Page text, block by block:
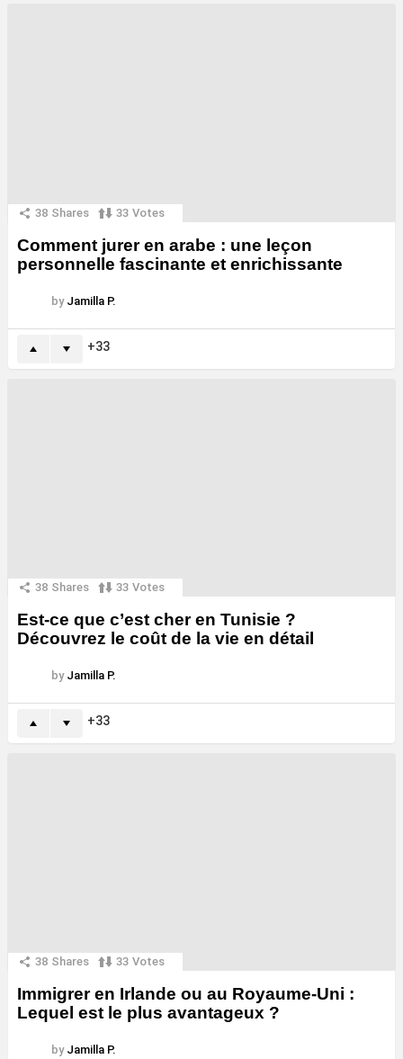
38 Shares 33 Votes
Comment jurer en arabe : une leçon
personnelle fascinante et enrichissante
by Jamilla P.
33
38 Shares 33 Votes
Est-ce que c’est cher en Tunisie ?
Découvrez le coût de la vie en détail
by Jamilla P.
33
38 Shares 33 Votes
Immigrer en Irlande ou au Royaume-Uni :
Lequel est le plus avantageux ?
by Jamilla P.